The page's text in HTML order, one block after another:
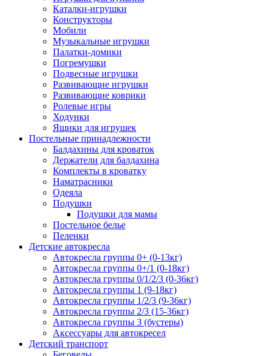
Каталки-игрушки
Конструкторы
Мобили
Музыкальные игрушки
Палатки-домики
Погремушки
Подвесные игрушки
Развивающие игрушки
Развивающие коврики
Ролевые игры
Ходунки
Ящики для игрушек
Постельные принадлежности
Балдахины для кроваток
Держатели для балдахина
Комплекты в кроватку
Наматрасники
Одеяла
Подушки
Подушки для мамы
Постельное белье
Пеленки
Детские автокресла
Автокресла группы 0+ (0-13кг)
Автокресла группы 0+/1 (0-18кг)
Автокресла группы 0/1/2/3 (0-36кг)
Автокресла группы 1 (9-18кг)
Автокресла группы 1/2/3 (9-36кг)
Автокресла группы 2/3 (15-36кг)
Автокресла группы 3 (бустеры)
Аксессуары для автокресел
Детский транспорт